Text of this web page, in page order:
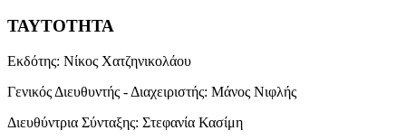
ΤΑΥΤΟΤΗΤΑ
Εκδότης: Νίκος Χατζηνικολάου
Γενικός Διευθυντής - Διαχειριστής: Μάνος Νιφλής
Διευθύντρια Σύνταξης: Στεφανία Κασίμη